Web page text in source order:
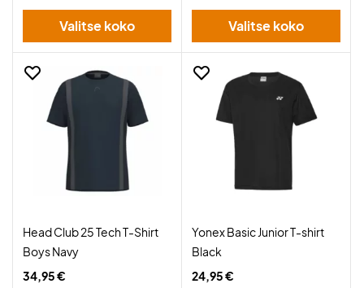
Valitse koko Valitse koko
Head Club 25 Tech T-Shirt
Boys Navy
34,95 €
Yonex Basic Junior T-shirt
Black
24,95 €